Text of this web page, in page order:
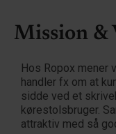
Mission &
Hos Ropox mener
handler fx om at
sidde ved et
kørestolsbruger.
attraktiv med så